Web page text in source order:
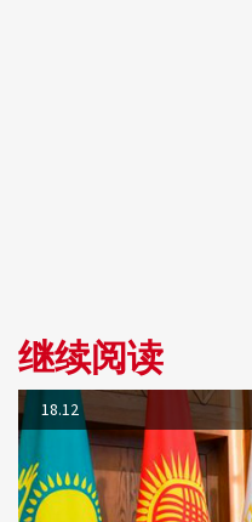
继续阅读
18.12